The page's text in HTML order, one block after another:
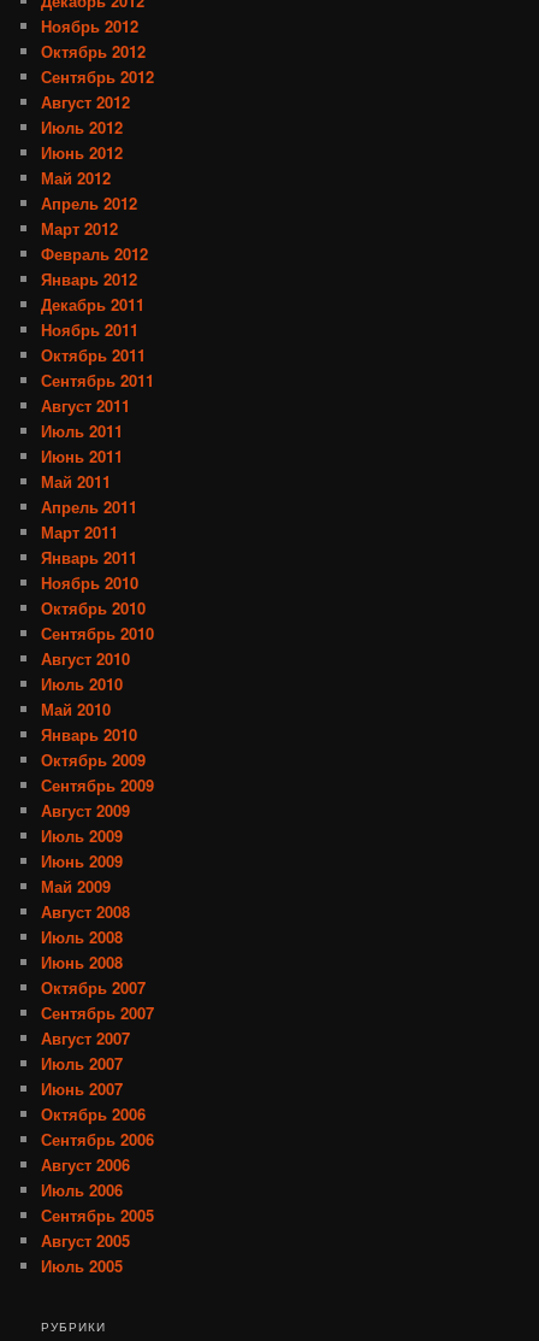
Ноябрь 2012
Октябрь 2012
Сентябрь 2012
Август 2012
Июль 2012
Июнь 2012
Май 2012
Апрель 2012
Март 2012
Февраль 2012
Январь 2012
Декабрь 2011
Ноябрь 2011
Октябрь 2011
Сентябрь 2011
Август 2011
Июль 2011
Июнь 2011
Май 2011
Апрель 2011
Март 2011
Январь 2011
Ноябрь 2010
Октябрь 2010
Сентябрь 2010
Август 2010
Июль 2010
Май 2010
Январь 2010
Октябрь 2009
Сентябрь 2009
Август 2009
Июль 2009
Июнь 2009
Май 2009
Август 2008
Июль 2008
Июнь 2008
Октябрь 2007
Сентябрь 2007
Август 2007
Июль 2007
Июнь 2007
Октябрь 2006
Сентябрь 2006
Август 2006
Июль 2006
Сентябрь 2005
Август 2005
Июль 2005
РУБРИКИ